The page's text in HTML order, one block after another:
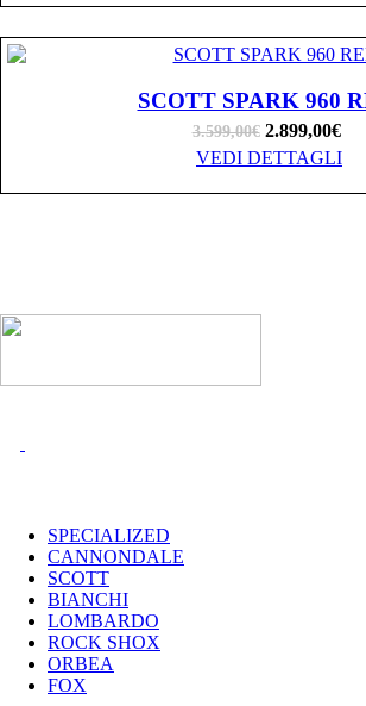
SCOTT SPARK 960
3.599,00€ 2.899,00€
VEDI DETTAGLI
SPECIALIZED
CANNONDALE
SCOTT
BIANCHI
LOMBARDO
ROCK SHOX
ORBEA
FOX